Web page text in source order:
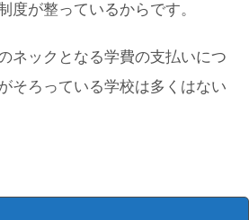
度が整っているからです。
ネックとなる学費の支払いにつ
そろっている学校は多くはない